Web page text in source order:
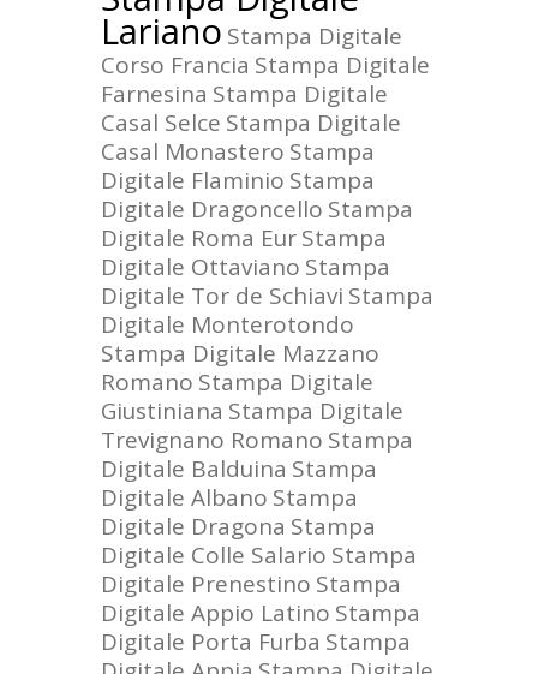
Lariano Stampa Digitale
Corso Francia Stampa Digitale
Farnesina Stampa Digitale
Casal Selce Stampa Digitale
Casal Monastero Stampa
Digitale Flaminio Stampa
Digitale Dragoncello Stampa
Digitale Roma EurStampa
Digitale Ottaviano Stampa
Digitale Tor de Schiavi Stampa
Digitale Monterotondo
Stampa Digitale Mazzano
Romano Stampa Digitale
Giustiniana Stampa Digitale
Trevignano Romano Stampa
Digitale Balduina Stampa
Digitale Albano Stampa
Digitale Dragona Stampa
Digitale Colle Salario Stampa
Digitale Prenestino Stampa
Digitale Appio Latino Stampa
Digitale Porta Furba Stampa